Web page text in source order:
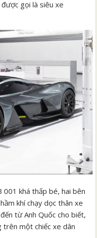
gọi là siêu xe
001 khá thấp bé, hai bên
khí chạy dọc thân xe
từ Anh Quốc cho biết,
trên một chiếc xe dân